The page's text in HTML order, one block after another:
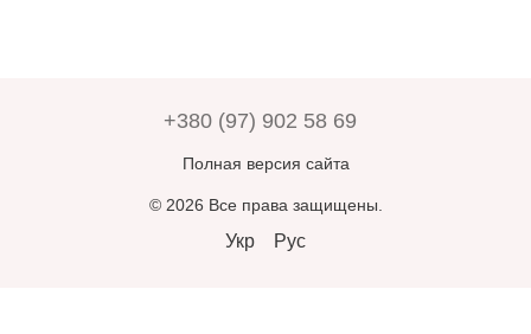
+380 (97) 902 58 69
Полная версия сайта
© 2026 Все права защищены.
Укр Рус